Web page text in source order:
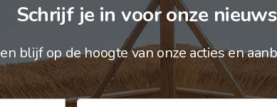
Schrijf je in voor onze
en blijf op de hoogte van onze acties en